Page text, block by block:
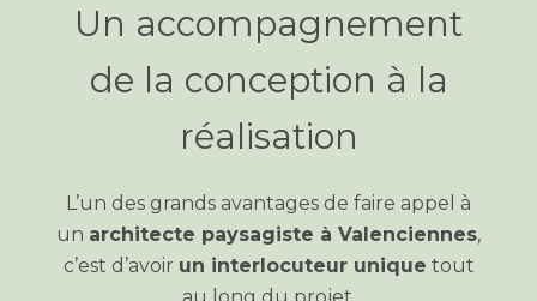
Un accompagnement
de la conception à la
réalisation
L’un des grands avantages de faire appel à
un architecte paysagiste à Valenciennes,
c’est d’avoir un interlocuteur unique tout
au long du projet.